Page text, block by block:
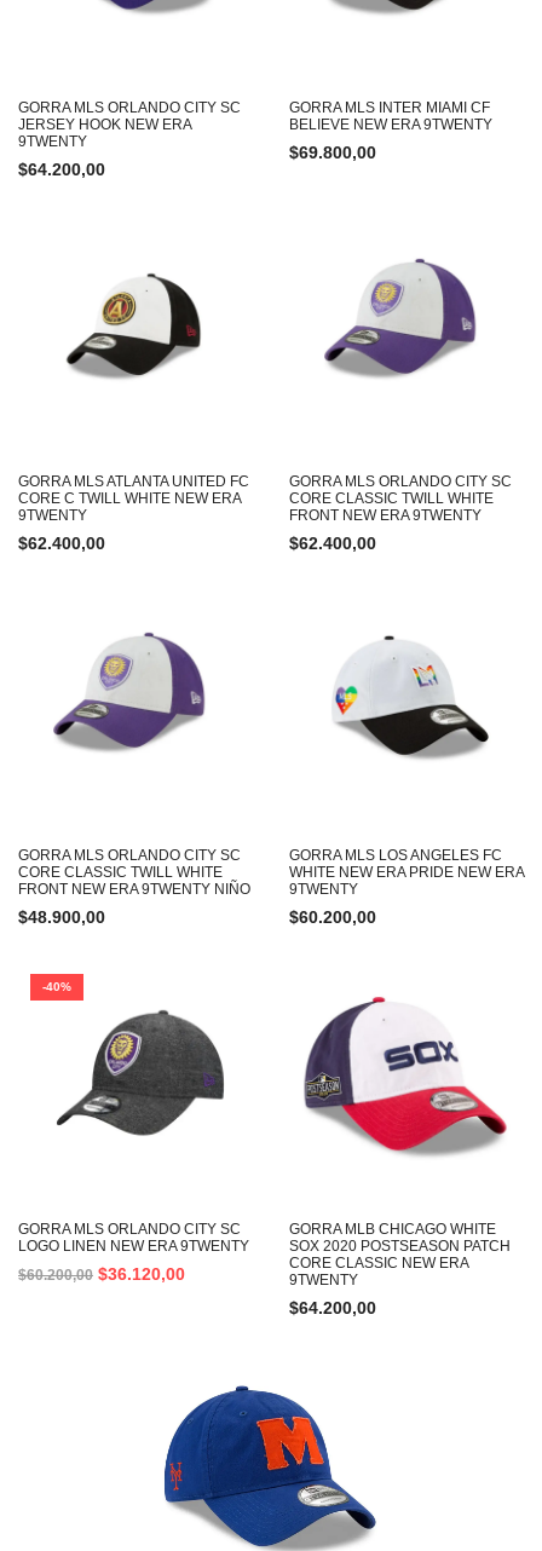
GORRA MLS ORLANDO CITY SC
JERSEY HOOK NEW ERA
9TWENTY
$64.200,00
GORRA MLS INTER MIAMI CF
BELIEVE NEW ERA 9TWENTY
$69.800,00
GORRA MLS ATLANTA UNITED FC
CORE C TWILL WHITE NEW ERA
9TWENTY
$62.400,00
GORRA MLS ORLANDO CITY SC
CORE CLASSIC TWILL WHITE
FRONT NEW ERA 9TWENTY
$62.400,00
GORRA MLS ORLANDO CITY SC
CORE CLASSIC TWILL WHITE
FRONT NEW ERA 9TWENTY NIÑO
$48.900,00
GORRA MLS LOS ANGELES FC
WHITE NEW ERA PRIDE NEW ERA
9TWENTY
$60.200,00
-40%
GORRA MLS ORLANDO CITY SC
LOGO LINEN NEW ERA 9TWENTY
$60.200,00 $36.120,00
GORRA MLB CHICAGO WHITE
SOX 2020 POSTSEASON PATCH
CORE CLASSIC NEW ERA
9TWENTY
$64.200,00